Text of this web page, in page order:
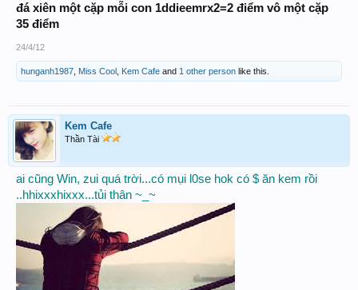
đá xiên một cặp mỗi con 1ddieemrx2=2 điểm vô một cặp
35 điểm
24/4/12
hunganh1987 Miss Cool Kem Cafe and 1 other person like this.
Kem Cafe
Thần Tài
ai cũng Win, zui quá trời...có mụi l0se hok có $ ăn kem rồi
..hhixxxhixxx...tủi thân ~_~